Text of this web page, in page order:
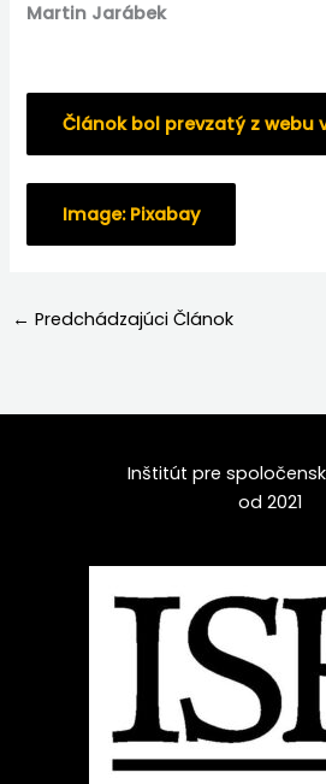
Martin Jarábek
Článok bol prevzatý z webu
Image: Pixabay
← Predchádzajúci Článok
Inštitút pre
od 2021